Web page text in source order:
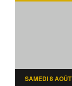
SAMEDI 8 AOÛT